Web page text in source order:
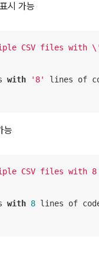
시 가능
CSV files
with '8'
lines of
능
CSV files with
with 8 lines of